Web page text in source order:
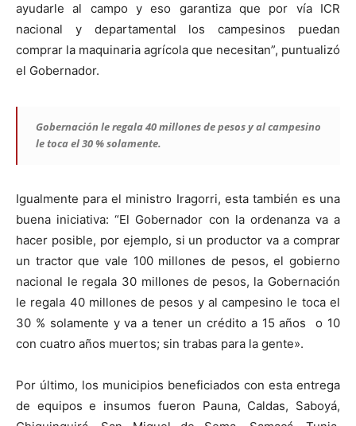
ayudarle al campo y eso garantiza que por vía ICR
nacional y departamental los campesinos puedan
comprar la maquinaria agrícola que necesitan”, puntualizó
el Gobernador.
Gobernación le regala 40 millones de pesos y al campesino
le toca el 30 % solamente.
Igualmente para el ministro Iragorri, esta también es una
buena iniciativa: “El Gobernador con la ordenanza va a
hacer posible, por ejemplo, si un productor va a comprar
un tractor que vale 100 millones de pesos, el gobierno
nacional le regala 30 millones de pesos, la Gobernación
le regala 40 millones de pesos y al campesino le toca el
30 % solamente y va a tener un crédito a 15 años o 10
con cuatro años muertos; sin trabas para la gente».
Por último, los municipios beneficiados con esta entrega
de equipos e insumos fueron Pauna, Caldas, Saboyá,